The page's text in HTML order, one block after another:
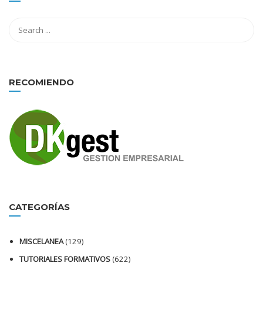
RECOMIENDO
CATEGORÍAS
MISCELANEA(129)
TUTORIALES FORMATIVOS(622)